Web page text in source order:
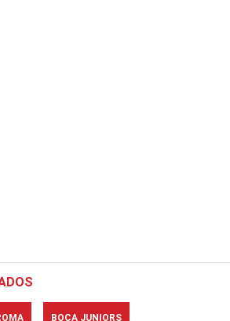
BOCA JUNIORS